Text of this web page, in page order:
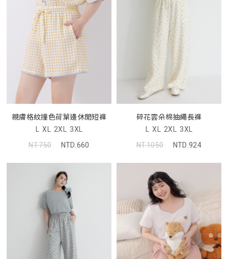
親膚格紋撞色荷葉邊休閒短褲
L XL 2XL 3XL
NT.750
NTD.660
碎花雲朵棉抽繩長褲
L XL 2XL 3XL
NT.1050
NTD.924